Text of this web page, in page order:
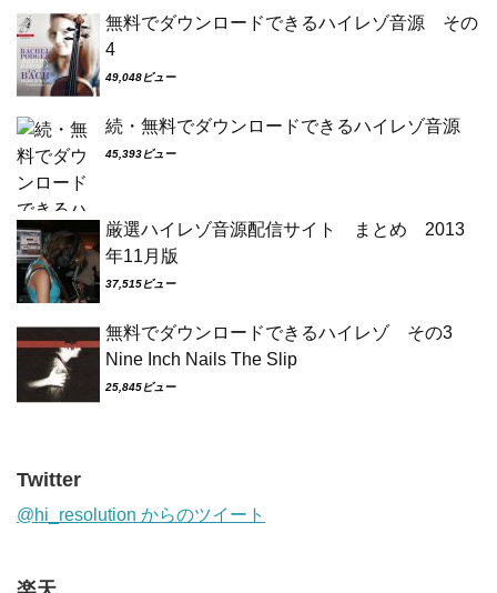
無料でダウンロードできるハイレゾ音源 その
4
49,048ビュー
続・無料でダウンロードできるハイレゾ音源
45,393ビュー
厳選ハイレゾ音源配信サイト まとめ 2013
年11月版
37,515ビュー
無料でダウンロードできるハイレゾ その3
Nine Inch Nails The Slip
25,845ビュー
Twitter
@hi_resolution からのツイート